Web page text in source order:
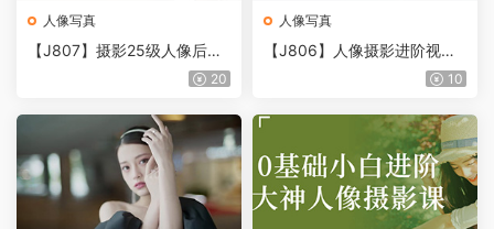
人像写真
【J807】摄影25级人像后期
20
人像写真
【J806】人像摄影进阶视频
10